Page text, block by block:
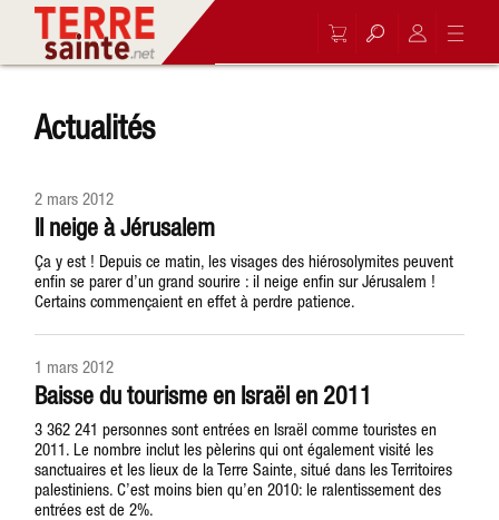
Actualités
2 mars 2012
Il neige à Jérusalem
Ça y est ! Depuis ce matin, les visages des hiérosolymites peuvent
enfin se parer d’un grand sourire : il neige enfin sur Jérusalem !
Certains commençaient en effet à perdre patience.
1 mars 2012
Baisse du tourisme en Israël en 2011
3 362 241 personnes sont entrées en Israël comme touristes en
2011. Le nombre inclut les pèlerins qui ont également visité les
sanctuaires et les lieux de la Terre Sainte, situé dans les Territoires
palestiniens. C’est moins bien qu’en 2010: le ralentissement des
entrées est de 2%.